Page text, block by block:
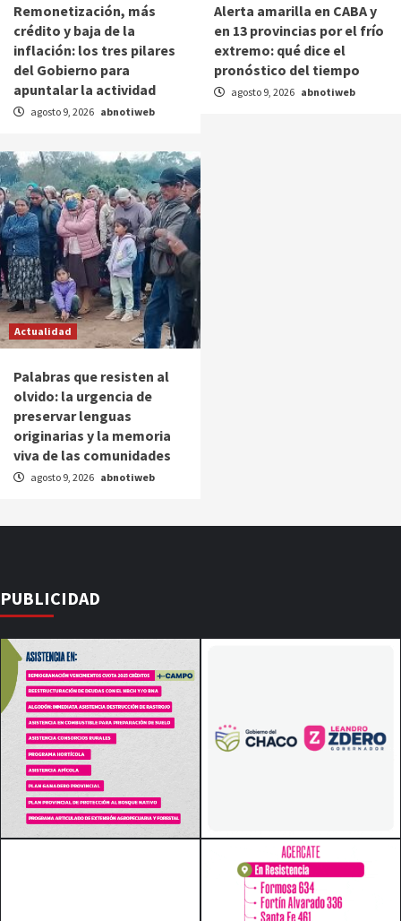
Remonetización, más
crédito y baja de la
inflación: los tres pilares
del Gobierno para
apuntalar la actividad
agosto 9, 2026 abnotiweb
Alerta amarilla en CABA y
en 13 provincias por el frío
extremo: qué dice el
pronóstico del tiempo
agosto 9, 2026 abnotiweb
Actualidad
Palabras que resisten al
olvido: la urgencia de
preservar lenguas
originarias y la memoria
viva de las comunidades
agosto 9, 2026 abnotiweb
PUBLICIDAD